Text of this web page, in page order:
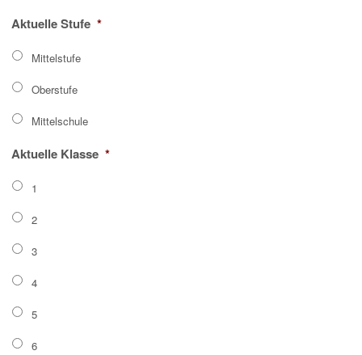
Aktuelle Stufe *
Mittelstufe
Oberstufe
Mittelschule
Aktuelle Klasse *
1
2
3
4
5
6